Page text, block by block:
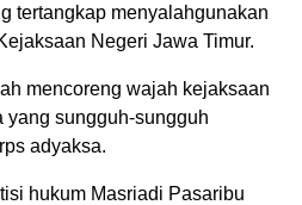
tertangkap menyalahgunakan
Negeri Jawa Timur.
mencoreng wajah kejaksaan
yang sungguh-sungguh
adyaksa.
hukum Masriadi Pasaribu